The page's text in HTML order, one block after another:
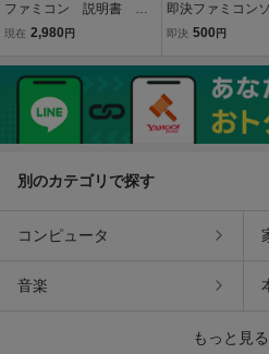
ファミコン 説明書 ロ
ーラーボール 〈1594〉
現在 2,980 円
即決ファミコン
ールブレイザー
即決 500 円
別のカテゴリで探す
コンピュータ
音楽
もっと見る